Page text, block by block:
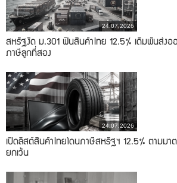
24.07.2026
สหรัฐงัด ม.301 ฟันสินค้าไทย 12.5% เดิมพันส่งอ
ภาษีลูกที่สอง
24.07.2026
เปิดลิสต์สินค้าไทยโดนภาษีสหรัฐฯ 12.5% ตามมา
ยกเว้น